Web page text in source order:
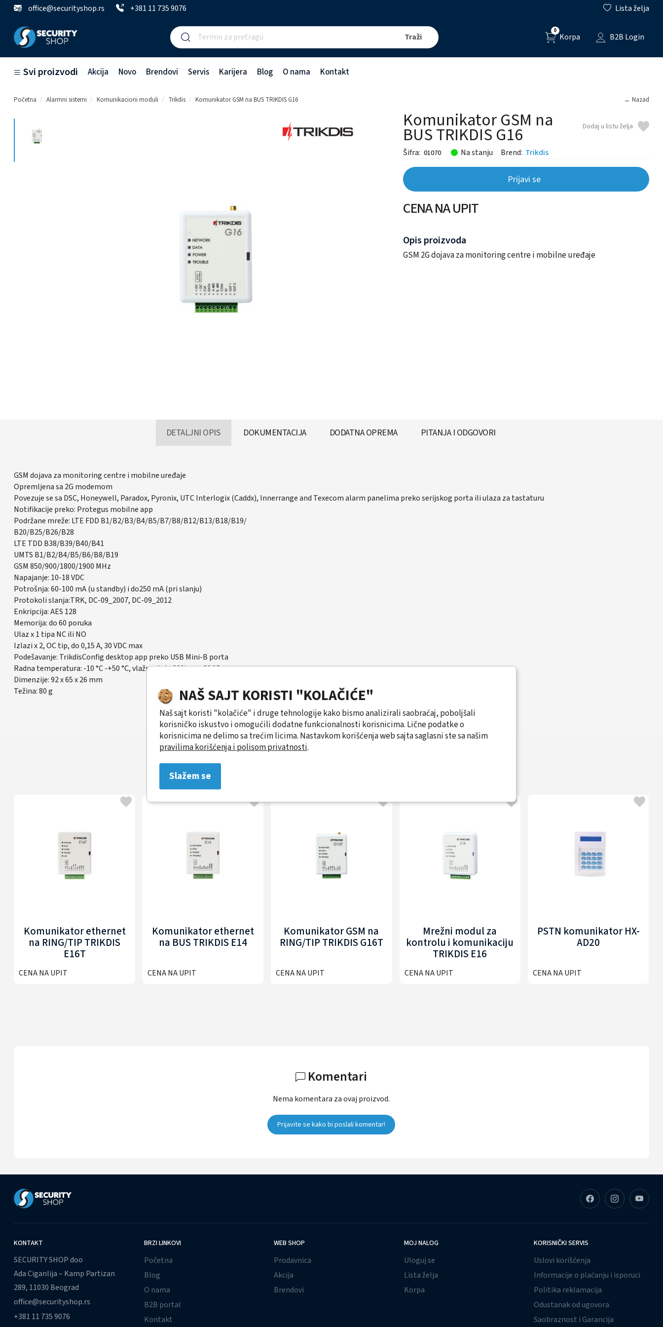
office@securityshop.rs +381 11 735 9076 Lista želja
0
Korpa B2B Login
Svi proizvodi Akcija Novo Brendovi Servis Karijera Blog O nama Kontakt
Početna Alarmni sistemi Komunikacioni moduli Trikdis Komunikator GSM na BUS TRIKDIS G16 ← Nazad
Komunikator GSM na
BUS TRIKDIS G16 Dodaj u listu želja
Šifra: 01070 Na stanju Brend: Trikdis
Prijavi se
CENA NA UPIT
Opis proizvoda
GSM 2G dojava za monitoring centre i mobilne uređaje
DETALJNI OPIS DOKUMENTACIJA DODATNA OPREMA PITANJA I ODGOVORI
GSM dojava za monitoring centre i mobilne uređaje
Opremljena sa 2G modemom
Povezuje se sa DSC, Honeywell, Paradox, Pyronix, UTC Interlogix (Caddx), Innerrange and Texecom alarm panelima preko serijskog porta ili ulaza za tastaturu
Notifikacije preko: Protegus mobilne app
Podržane mreže: LTE FDD B1/B2/B3/B4/B5/B7/B8/B12/B13/B18/B19/
B20/B25/B26/B28
LTE TDD B38/B39/B40/B41
UMTS B1/B2/B4/B5/B6/B8/B19
GSM 850/900/1800/1900 MHz
Napajanje: 10-18 VDC
Potrošnja: 60-100 mA (u standby) i do250 mA (pri slanju)
Protokoli slanja:TRK, DC-09_2007, DC-09_2012
Enkripcija: AES 128
Memorija: do 60 poruka
Ulaz x 1 tipa NC ili NO
Izlazi x 2, OC tip, do 0,15 A, 30 VDC max
Podešavanje: TrikdisConfig desktop app preko USB Mini-B porta
Radna temperatura: -10 °C -+50 °C, vlažnost do 80% na +20 °C
Dimenzije: 92 x 65 x 26 mm
Težina: 80 g
Komunikator ethernet
na RING/TIP TRIKDIS
E16T
CENA NA UPIT
Komunikator ethernet
na BUS TRIKDIS E14
CENA NA UPIT
Komunikator GSM na
RING/TIP TRIKDIS G16T
CENA NA UPIT
Mrežni modul za
kontrolu i komunikaciju
TRIKDIS E16
CENA NA UPIT
PSTN komunikator HX-
AD20
CENA NA UPIT
Komentari
Nema komentara za ovaj proizvod.
Prijavite se kako bi poslali komentar!
KONTAKT
SECURITY SHOP doo
Ada Ciganlija – Kamp Partizan
289, 11030 Beograd
office@securityshop.rs
+381 11 735 9076
BRZI LINKOVI
Početna
Blog
O nama
B2B portal
Kontakt
WEB SHOP
Prodavnica
Akcija
Brendovi
MOJ NALOG
Uloguj se
Lista želja
Korpa
KORISNIČKI SERVIS
Uslovi korišćenja
Informacije o plaćanju i isporuci
Politika reklamacija
Odustanak od ugovora
Saobraznost i Garancija
NAŠ SAJT KORISTI "KOLAČIĆE"
Naš sajt koristi "kolačiće" i druge tehnologije kako bismo analizirali saobraćaj, poboljšali
korisničko iskustvo i omogućili dodatne funkcionalnosti korisnicima. Lične podatke o
korisnicima ne delimo sa trećim licima. Nastavkom korišćenja web sajta saglasni ste sa našim
pravilima korišćenja i polisom privatnosti.
Slažem se